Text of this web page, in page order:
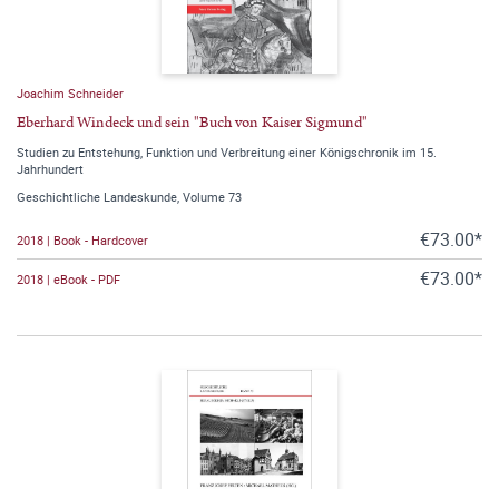
Joachim Schneider
Eberhard Windeck und sein "Buch von Kaiser Sigmund"
Studien zu Entstehung, Funktion und Verbreitung einer Königschronik im 15.
Jahrhundert
Geschichtliche Landeskunde, Volume 73
2018 | Book - Hardcover €73.00*
2018 | eBook - PDF €73.00*